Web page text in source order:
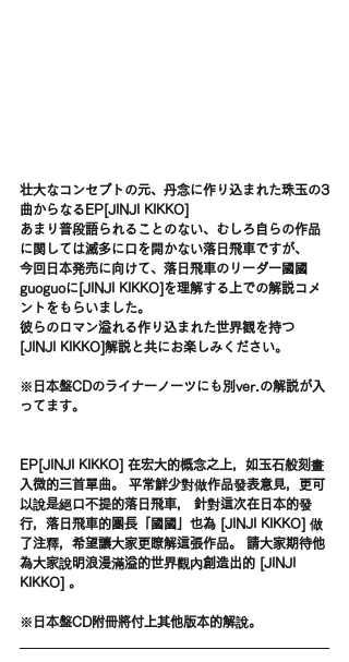
壮大なコンセプトの元、丹念に作り込まれた珠玉の3
曲からなるEP[JINJI KIKKO]
あまり普段語られることのない、むしろ自らの作品
に関しては滅多に口を開かない落日飛車ですが、
今回日本発売に向けて、落日飛車のリーダー國國
guoguoに[JINJI KIKKO]を理解する上での解説コメ
ントをもらいました。
彼らのロマン溢れる作り込まれた世界観を持つ
[JINJI KIKKO]解説と共にお楽しみください。
※日本盤CDのライナーノーツにも別ver.の解説が入
ってます。
EP[JINJI KIKKO] 在宏大的概念之上，如玉石般刻畫
入微的三首單曲。 平常鮮少對做作品發表意見，更可
以說是絕口不提的落日飛車， 針對這次在日本的發
行，落日飛車的團長「國國」也為 [JINJI KIKKO] 做
了注釋，希望讓大家更瞭解這張作品。 請大家期待他
為大家說明浪漫滿溢的世界觀內創造出的 [JINJI
KIKKO] 。
※日本盤CD附冊將付上其他版本的解說。